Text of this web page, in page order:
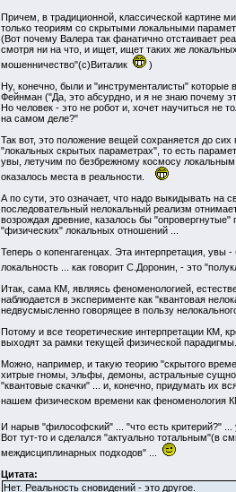
Причем, в традиционной, классической картине
только теориям со скрытыми локальными
(Вот почему Валера так фанатично отстаивает
смотря ни на что, и ищет, ищет таких же
мошенничество"(с)Виталик
)
Ну, конечно, были и "инструменталисты" которые
Фейнман ("Да, это абсурдно, и я не знаю почему
Но человек - это не робот и, хочет научиться не
на самом деле?"
Так вот, это положение вещей сохраняется до
"локальных скрытых параметрах", то есть
увы, летучим по безбрежному космосу
оказалось места в реальности.
А по сути, это означает, что надо выкидывать на
последовательный нелокальный реализм
возрождая древние, казалось бы
"физических" локальных отношений ...
Теперь о копенгагенцах. Эта интерпретация, увы
локальность ... как говорит С.Доронин, - это
Итак, сама КМ, являясь феноменологией,
наблюдается в эксперименте как "квантовая
недвусмысленно говорящее в пользу
Потому и все теоретические интерпретации КМ,
выходят за рамки текущей физической парадигмы.
Можно, например, и такую теорию "скрытого
хитрые гномы, эльфы, демоны, астральные
"квантовые скачки" ... и, конечно, придумать их
нашем физическом времени как феноменология
И нарыв "философский" ... "что есть критерий?"
Вот тут-то и сделался "актуально тотальным"(в
междисциплинарных подходов" ...
Цитата:
Нет. Реальность сновидений - это другое.